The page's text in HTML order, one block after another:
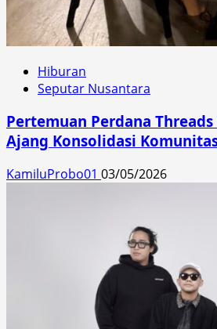
Hiburan
Seputar Nusantara
Pertemuan Perdana
Ajang Konsolidasi
KamiluProbo01 03/05/2026